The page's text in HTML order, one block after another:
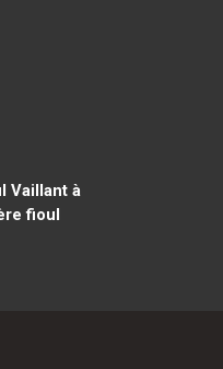
Vaillant à
fioul